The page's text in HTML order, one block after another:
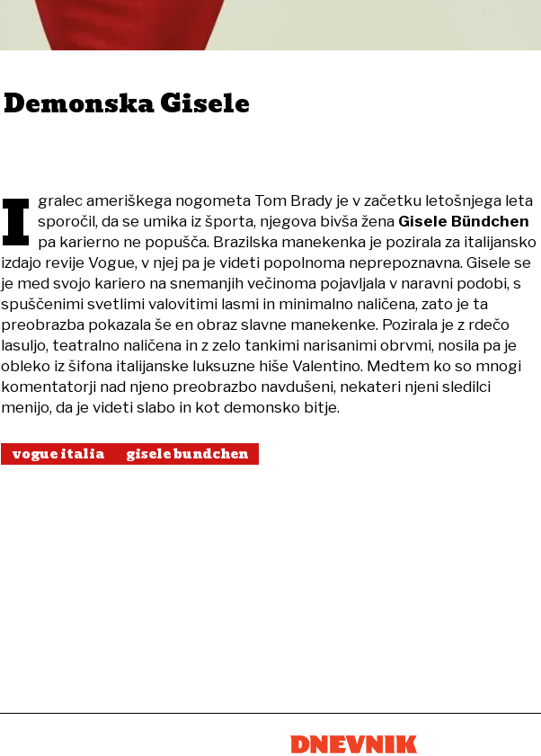
Demonska Gisele
I gralec ameriškega nogometa Tom Brady je v začetku letošnjega leta
sporočil, da se umika iz športa, njegova bivša žena Gisele Bündchen
pa karierno ne popušča. Brazilska manekenka je pozirala za italijansko
izdajo revije Vogue, v njej pa je videti popolnoma neprepoznavna. Gisele se
je med svojo kariero na snemanjih večinoma pojavljala v naravni podobi, s
spuščenimi svetlimi valovitimi lasmi in minimalno naličena, zato je ta
preobrazba pokazala še en obraz slavne manekenke. Pozirala je z rdečo
lasuljo, teatralno naličena in z zelo tankimi narisanimi obrvmi, nosila pa je
obleko iz šifona italijanske luksuzne hiše Valentino. Medtem ko so mnogi
komentatorji nad njeno preobrazbo navdušeni, nekateri njeni sledilci
menijo, da je videti slabo in kot demonsko bitje.
vogue italia gisele bundchen